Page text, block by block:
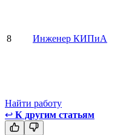
8 Инженер КИПиА
Найти работу
↩ К другим статьям